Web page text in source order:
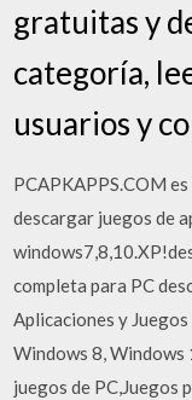
gratuitas y
categoría,
usuarios y
PCAPKAPPS.COM
descargar juegos de
completa para PC
Aplicaciones y
Windows 8,
juegos de PC,Juegos